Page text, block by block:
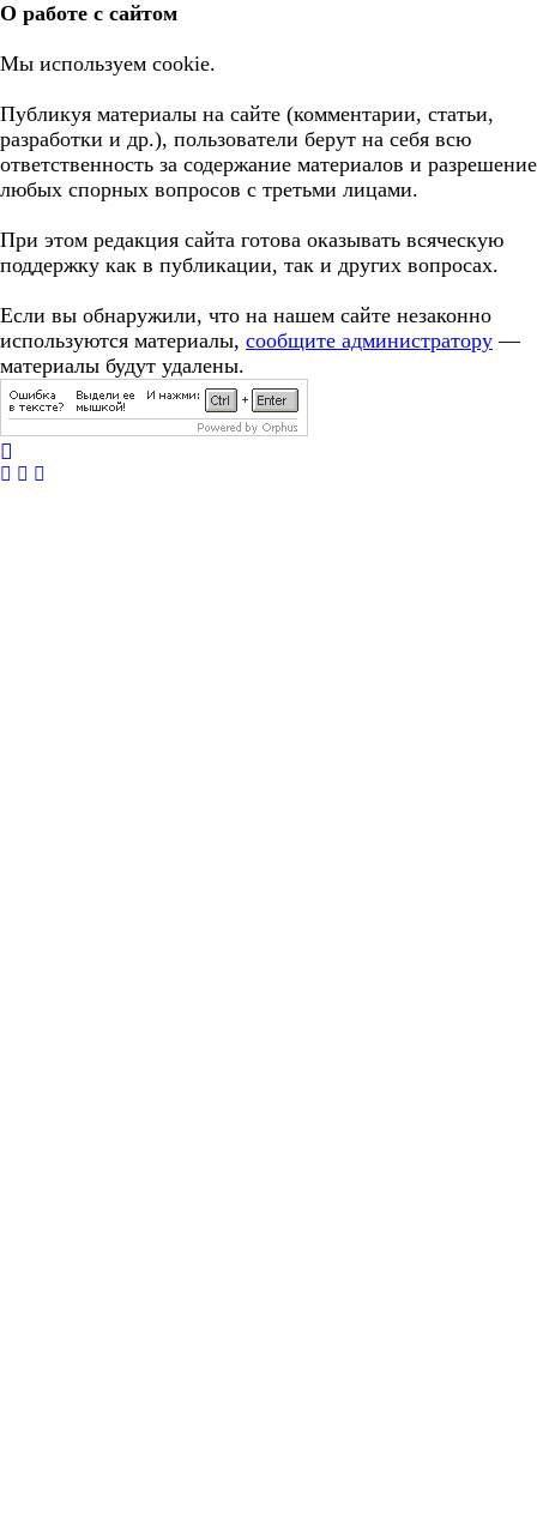
О работе с сайтом
Мы используем cookie.
Публикуя материалы на сайте (комментарии, статьи,
разработки и др.), пользователи берут на себя всю
ответственность за содержание материалов и разрешение
любых спорных вопросов с третьми лицами.
При этом редакция сайта готова оказывать всяческую
поддержку как в публикации, так и других вопросах.
Если вы обнаружили, что на нашем сайте незаконно
используются материалы, сообщите администратору —
материалы будут удалены.